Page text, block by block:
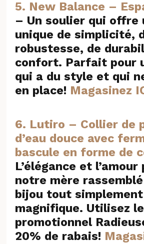
5. New Balance –
– Un soulier qui offre
unique de simplicité,
robustesse, de
confort. Parfait pour
qui a du style et qui
en place! Magasinez
6. Lutiro – Collier de
d’eau douce avec
bascule en forme de
L’élégance et
notre mère
bijou tout simplement
magnifique. Utilisez
promotionnel
20% de rabais!